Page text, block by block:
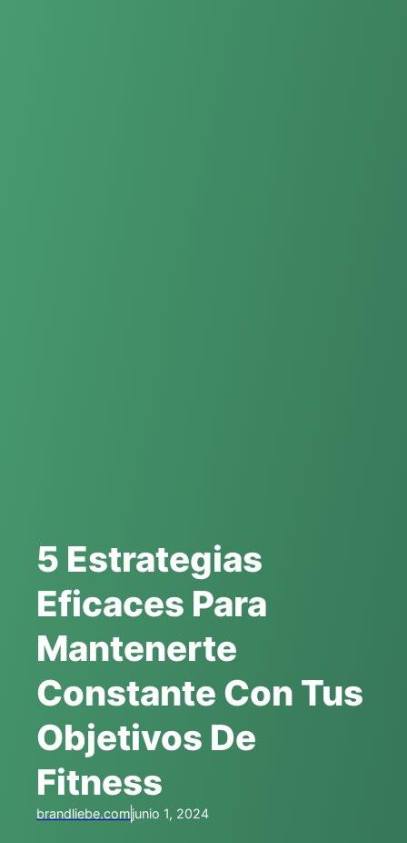
5 Estrategias
Eficaces Para
Mantenerte
Constante Con Tus
Objetivos De
Fitness
brandliebe.comjunio 1, 2024